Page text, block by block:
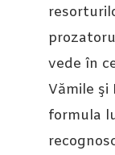
vede în
Vămile şi
formula